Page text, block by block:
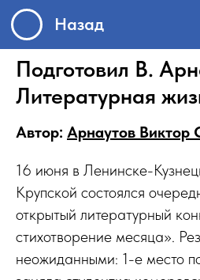
Назад
Подготовил В.
Литературная
Автор: Арнаутов Виктор
16 июня в Ленинске-
Крупской состоялся
открытый литературный
стихотворение месяца».
неожиданными: 1-е место